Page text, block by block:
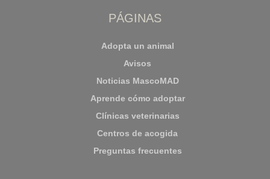
PÁGINAS
Adopta un animal
Avisos
Noticias MascoMAD
Aprende cómo adoptar
Clínicas veterinarias
Centros de acogida
Preguntas frecuentes